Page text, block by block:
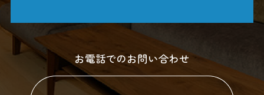
お電話でのお問い合わせ